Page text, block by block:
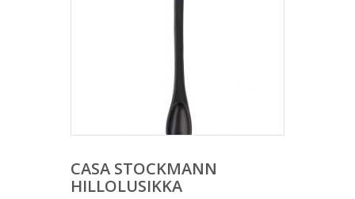
CASA STOCKMANN
HILLOLUSIKKA